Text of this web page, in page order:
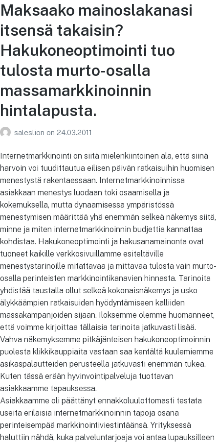
Maksaako mainoslakanasi
itsensä takaisin?
Hakukoneoptimointi tuo
tulosta murto-osalla
massamarkkinoinnin
hintalapusta.
saleslion on 24.03.2011
Internetmarkkinointi on siitä mielenkiintoinen ala, että siinä
harvoin voi tuudittautua eilisen päivän ratkaisuihin huomisen
menestystä rakentaessaan. Internetmarkkinoinnissa
asiakkaan menestys luodaan toki osaamisella ja
kokemuksella, mutta dynaamisessa ympäristössä
menestymisen määrittää yhä enemmän selkeä näkemys siitä,
minne ja miten internetmarkkinoinnin budjettia kannattaa
kohdistaa. Hakukoneoptimointi ja hakusanamainonta ovat
tuoneet kaikille verkkosivuillamme esiteltäville
menestystarinoille mitattavaa ja mittavaa tulosta vain murto-
osalla perinteisten markkinointikanavien hinnasta. Tarinoita
yhdistää taustalla ollut selkeä kokonaisnäkemys ja usko
älykkäämpien ratkaisuiden hyödyntämiseen kalliiden
massakampanjoiden sijaan. Iloksemme olemme huomanneet,
että voimme kirjoittaa tällaisia tarinoita jatkuvasti lisää.
Vahva näkemyksemme pitkäjänteisen hakukoneoptimoinnin
puolesta klikkikauppiaita vastaan saa kentältä kuulemiemme
asikaspalautteiden perusteella jatkuvasti enemmän tukea.
Kuten tässä erään hyvinvointipalveluja tuottavan
asiakkaamme tapauksessa.
Asiakkaamme oli päättänyt ennakkoluulottomasti testata
useita erilaisia internetmarkkinoinnin tapoja osana
perinteisempää markkinointiviestintäänsä. Yrityksessä
haluttiin nähdä, kuka palveluntarjoaja voi antaa lupauksilleen